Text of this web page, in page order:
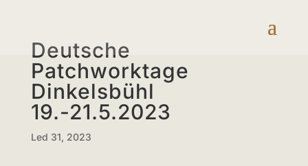
Deutsche
Patchworktage
Dinkelsbühl
19.-21.5.2023
Led 31, 2023